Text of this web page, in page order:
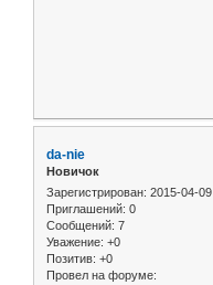
da-nie
Новичок
Зарегистрирован: 2015-04-09
Приглашений: 0
Сообщений: 7
Уважение: +0
Позитив: +0
Провел на форуме: